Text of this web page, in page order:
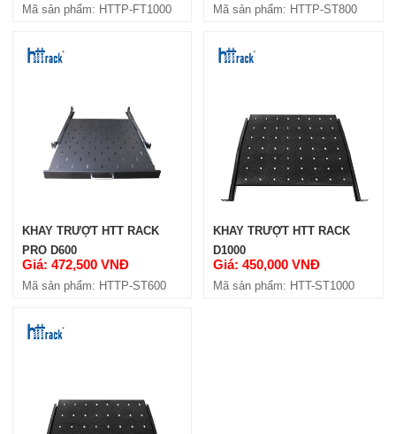
Mã sản phẩm: HTTP-FT1000 Mã sản phẩm: HTTP-ST800
KHAY TRƯỢT HTT RACK
PRO D600
Giá: 472,500 VNĐ
Mã sản phẩm: HTTP-ST600
KHAY TRƯỢT HTT RACK
D1000
Giá: 450,000 VNĐ
Mã sản phẩm: HTT-ST1000